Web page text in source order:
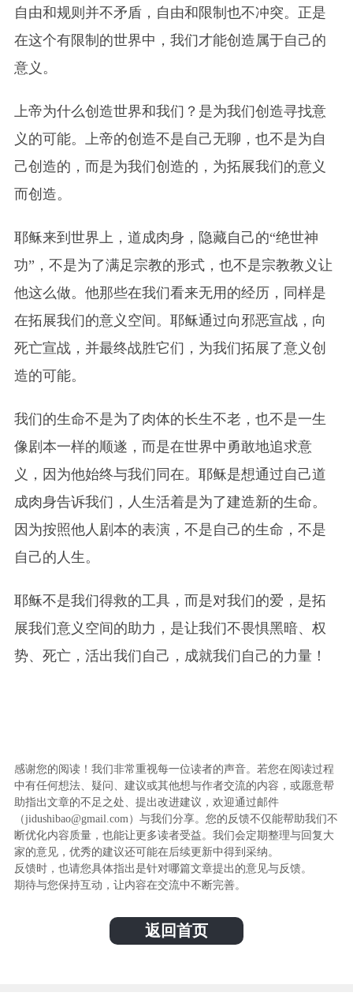
自由和规则并不矛盾，自由和限制也不冲突。正是
在这个有限制的世界中，我们才能创造属于自己的
意义。
上帝为什么创造世界和我们？是为我们创造寻找意
义的可能。上帝的创造不是自己无聊，也不是为自
己创造的，而是为我们创造的，为拓展我们的意义
而创造。
耶稣来到世界上，道成肉身，隐藏自己的“绝世神
功”，不是为了满足宗教的形式，也不是宗教教义让
他这么做。他那些在我们看来无用的经历，同样是
在拓展我们的意义空间。耶稣通过向邪恶宣战，向
死亡宣战，并最终战胜它们，为我们拓展了意义创
造的可能。
我们的生命不是为了肉体的长生不老，也不是一生
像剧本一样的顺遂，而是在世界中勇敢地追求意
义，因为他始终与我们同在。耶稣是想通过自己道
成肉身告诉我们，人生活着是为了建造新的生命。
因为按照他人剧本的表演，不是自己的生命，不是
自己的人生。
耶稣不是我们得救的工具，而是对我们的爱，是拓
展我们意义空间的助力，是让我们不畏惧黑暗、权
势、死亡，活出我们自己，成就我们自己的力量！
感谢您的阅读！我们非常重视每一位读者的声音。若您在阅读过程
中有任何想法、疑问、建议或其他想与作者交流的内容，或愿意帮
助指出文章的不足之处、提出改进建议，欢迎通过邮件
（jidushibao@gmail.com）与我们分享。您的反馈不仅能帮助我们不
断优化内容质量，也能让更多读者受益。我们会定期整理与回复大
家的意见，优秀的建议还可能在后续更新中得到采纳。
反馈时，也请您具体指出是针对哪篇文章提出的意见与反馈。
期待与您保持互动，让内容在交流中不断完善。
返回首页